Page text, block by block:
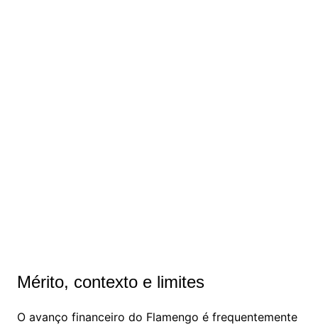
Mérito, contexto e limites
O avanço financeiro do Flamengo é frequentemente